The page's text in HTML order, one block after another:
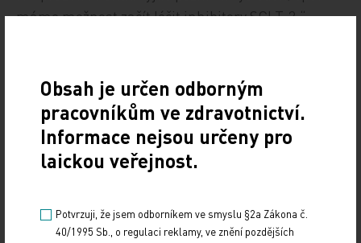
máme možnost začít léčit inhibitory SGLT‑2,“
v ordinacích diabetologů je již ukotveno
v sazebníku výkonů, bude ještě nějakou dobu trvat,
než se dostatečný počet ambulancí vybaví
přístroji – roli hrají pořizovací náklady,
ale i smluvní politika zdravotních pojišťoven. Další
se s parametrem NT‑proBNP a sbírání zkušeností
Obsah je určen odborným
pracovníkům ve zdravotnictví.
Informace nejsou určeny pro
laickou veřejnost.
Potvrzuji, že jsem odborníkem ve smyslu §2a Zákona č.
40/1995 Sb., o regulaci reklamy, ve znění pozdějších